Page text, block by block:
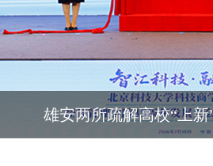
雄安两所疏解高校“上